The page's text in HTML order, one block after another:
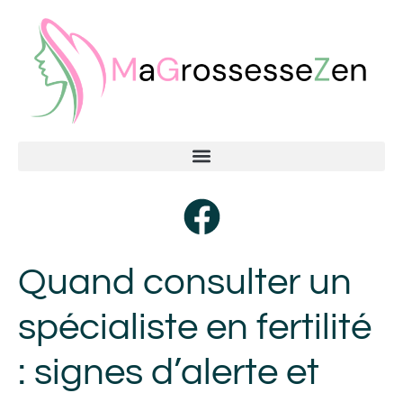
Quand consulter un
spécialiste en fertilité
: signes d’alerte et